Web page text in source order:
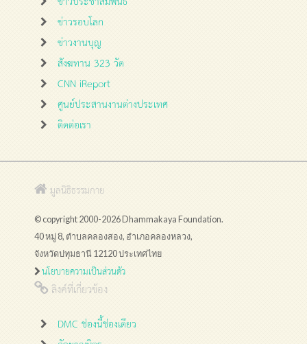
ข่าวรอบโลก
ข่าวงานบุญ
สังฆทาน 323 วัด
CNN iReport
ศูนย์ประสานงานต่างประเทศ
ติดต่อเรา
มูลนิธิธรรมกาย
© copyright 2000-2026 Dhammakaya Foundation.
40 หมู่ 8, ตำบลคลองสอง, อำเภอคลองหลวง,
จังหวัดปทุมธานี 12120 ประเทศไทย
นโยบายความเป็นส่วนตัว
ลิงค์ที่เกี่ยวข้อง
DMC ช่องนี้ช่องเดียว